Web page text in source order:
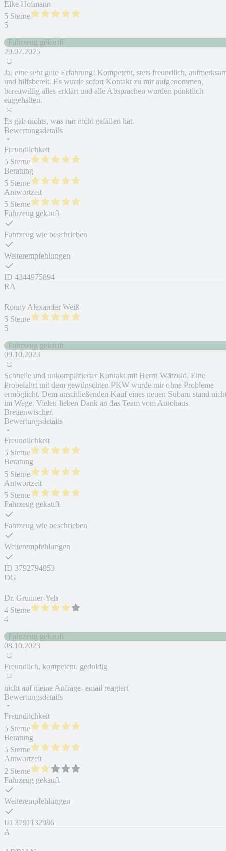
Elke Hofmann
5 Sterne
5
Fahrzeug gekauft
29.07.2025
Ja, eine sehr gute Erfahrung! Kompetent, stets freundlich,
und hilfsbereit. Es wurde sofort Kontakt zu mir aufgenommen,
bereitwillig alles erklärt und alle Absprachen wurden pünktlich
eingehalten.
Es gab nichts, was mir nicht gefallen hat.
Bewertungsdetails
Freundlichkeit
5 Sterne
Beratung
5 Sterne
Antwortzeit
5 Sterne
Fahrzeug gekauft
Fahrzeug wie beschrieben
Weiterempfehlungen
ID 4344975894
RA
Ronny Alexander Weiß
5 Sterne
5
Fahrzeug gekauft
09.10.2023
Schnelle und unkomplizierter Kontakt mit Herrn Wätzold. Eine
Probefahrt mit dem gewünschten PKW wurde mir ohne Probleme
ermöglicht. Dem anschließenden Kauf eines neuen Subaru stand
im Wege. Vielen lieben Dank an das Team vom Autohaus
Breitenwischer.
Bewertungsdetails
Freundlichkeit
5 Sterne
Beratung
5 Sterne
Antwortzeit
5 Sterne
Fahrzeug gekauft
Fahrzeug wie beschrieben
Weiterempfehlungen
ID 3792794953
DG
Dr. Grunner-Yeh
4 Sterne
4
Fahrzeug gekauft
08.10.2023
Freundlich, kompetent, geduldig
nicht auf meine Anfrage- email reagiert
Bewertungsdetails
Freundlichkeit
5 Sterne
Beratung
5 Sterne
Antwortzeit
2 Sterne
Fahrzeug gekauft
Weiterempfehlungen
ID 3791132986
A